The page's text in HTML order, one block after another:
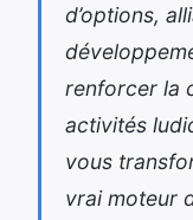
d’options,
renforcer la
activités
vous
vrai moteur